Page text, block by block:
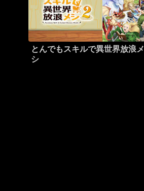
とんでもスキルで異世界放浪メ
シ